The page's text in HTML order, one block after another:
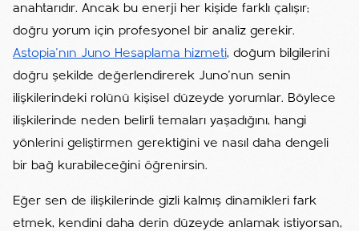
anahtarıdır. Ancak bu enerji her kişide farklı çalışır;
doğru yorum için profesyonel bir analiz gerekir.
Astopia’nın Juno Hesaplama hizmeti, doğum bilgilerini
doğru şekilde değerlendirerek Juno’nun senin
ilişkilerindeki rolünü kişisel düzeyde yorumlar. Böylece
ilişkilerinde neden belirli temaları yaşadığını, hangi
yönlerini geliştirmen gerektiğini ve nasıl daha dengeli
bir bağ kurabileceğini öğrenirsin.
Eğer sen de ilişkilerinde gizli kalmış dinamikleri fark
etmek, kendini daha derin düzeyde anlamak istiyorsan,